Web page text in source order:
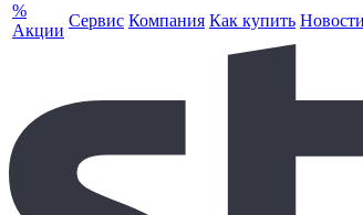
%
Акции
Сервис Компания Как купить Новости